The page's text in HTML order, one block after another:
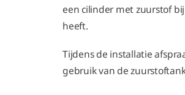
een cilinder met zuurstof
heeft.
Tijdens de installatie
gebruik van de